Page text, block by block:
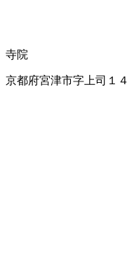
寺院
京都府宮津市字上司１